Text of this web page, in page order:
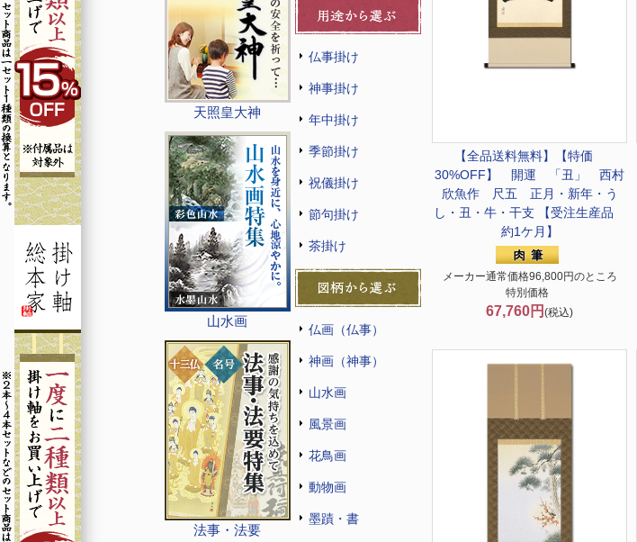
天照皇大神
山水画
法事・法要
仏事掛け
神事掛け
年中掛け
季節掛け
祝儀掛け
節句掛け
茶掛け
仏画（仏事）
神画（神事）
山水画
風景画
花鳥画
動物画
墨蹟・書
【全品送料無料】
【特価
30%OFF】 開運 「丑」 西村
欣魚作 尺五 正月・新年・う
し・丑・牛・干支 【受注生産品
約1ケ月】
メーカー通常価格96,800円のところ
特別価格
67,760円 (税込)